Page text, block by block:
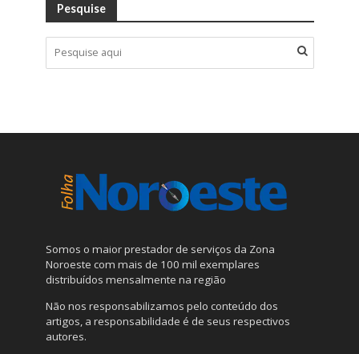
Pesquise
Somos o maior prestador de serviços da Zona
Noroeste com mais de 100 mil exemplares
distribuídos mensalmente na região
Não nos responsabilizamos pelo conteúdo dos
artigos, a responsabilidade é de seus respectivos
autores.